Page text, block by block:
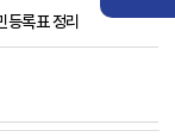
록표 정리